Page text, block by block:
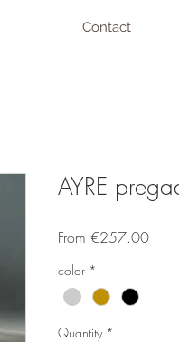
Contact
AYRE
From €257.00Sale
color *
Quantity *